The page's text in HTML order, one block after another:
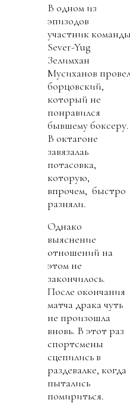
В одном из
эпизодов
участник команды
Sever-Yug
Зелимхан
Мусиханов
борцовский,
который не
понравился
бывшему боксеру.
В октагоне
завязалаь
потасовка,
которую,
впрочем, быстро
разняли.
Однако
выяснение
отношений на
этом не
закончилось.
После окончания
матча драка чуть
не произошла
вновь. В этот раз
спортсмены
сцепились в
раздевалке, когда
пытались
помириться.